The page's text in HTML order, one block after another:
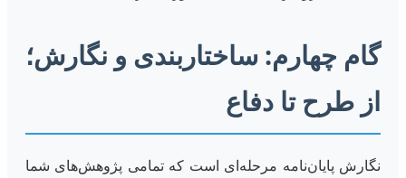
گام چهارم: ساختاربندی و نگارش؛
از طرح تا دفاع
نگارش پایان‌نامه مرحله‌ای است که تمامی پژوهش‌های شما